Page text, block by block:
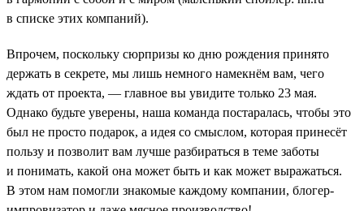
в списке этих компаний).
Впрочем, поскольку сюрпризы ко дню рождения принято
держать в секрете, мы лишь немного намекнём вам, чего
ждать от проекта, — главное вы увидите только 23 мая.
Однако будьте уверены, наша команда постаралась, чтобы это
был не просто подарок, а идея со смыслом, которая принесёт
пользу и позволит вам лучше разбираться в теме заботы
и понимать, какой она может быть и как может выражаться.
В этом нам помогли знакомые каждому компании, блогер-